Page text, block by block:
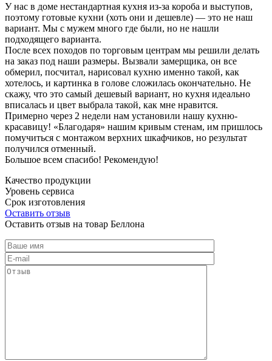
У нас в доме нестандартная кухня из-за короба и выступов,
поэтому готовые кухни (хоть они и дешевле) — это не наш
вариант. Мы с мужем много где были, но не нашли
подходящего варианта.
После всех походов по торговым центрам мы решили делать
на заказ под наши размеры. Вызвали замерщика, он все
обмерил, посчитал, нарисовал кухню именно такой, как
хотелось, и картинка в голове сложилась окончательно. Не
скажу, что это самый дешевый вариант, но кухня идеально
вписалась и цвет выбрала такой, как мне нравится.
Примерно через 2 недели нам установили нашу кухню-
красавицу! «Благодаря» нашим кривым стенам, им пришлось
помучиться с монтажом верхних шкафчиков, но результат
получился отменный.
Большое всем спасибо! Рекомендую!
Качество продукции
Уровень сервиса
Срок изготовления
Оставить отзыв
Оставить отзыв на товар Беллона